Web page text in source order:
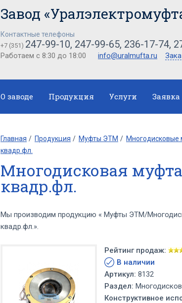
Завод
Контактные телефоны
+7 (351) 247-99-10, 247-99-65, 236-17-74,
Работаем с 8:30 до 18:00 info@uralmufta.ru
О заводе Продукция Услуги Заявка
Главная Продукция Муфты ЭТМ Многодисковые
квадр.фл.
Многодисковая
квадр.фл.
Мы производим продукцию « Муфты ЭТМ/
квадр.фл.».
Рейтинг продаж:
В наличии
Артикул: 8132
Раздел:
Конструктивное